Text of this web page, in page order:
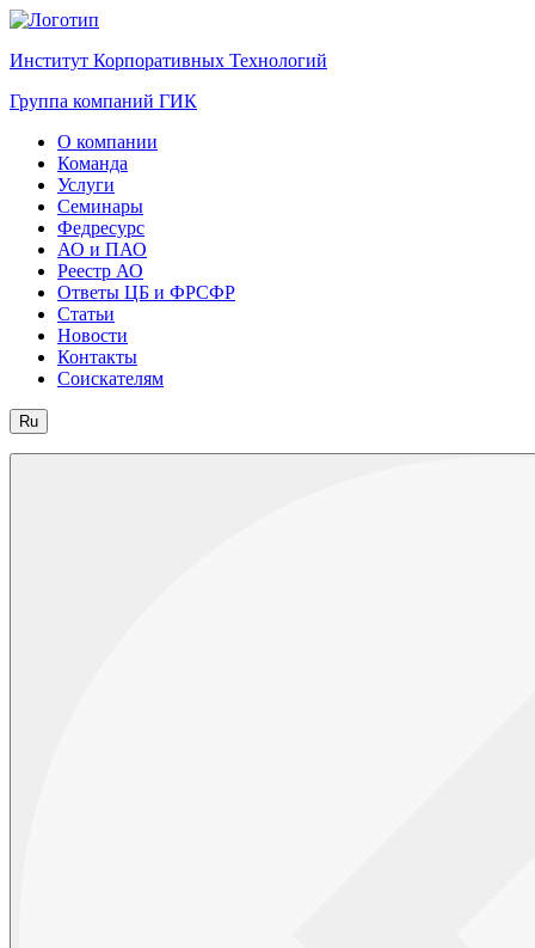
Институт Корпоративных Технологий
Группа компаний ГИК
О компании
Команда
Услуги
Семинары
Федресурс
АО и ПАО
Реестр АО
Ответы ЦБ и ФРСФР
Статьи
Новости
Контакты
Соискателям
Ru